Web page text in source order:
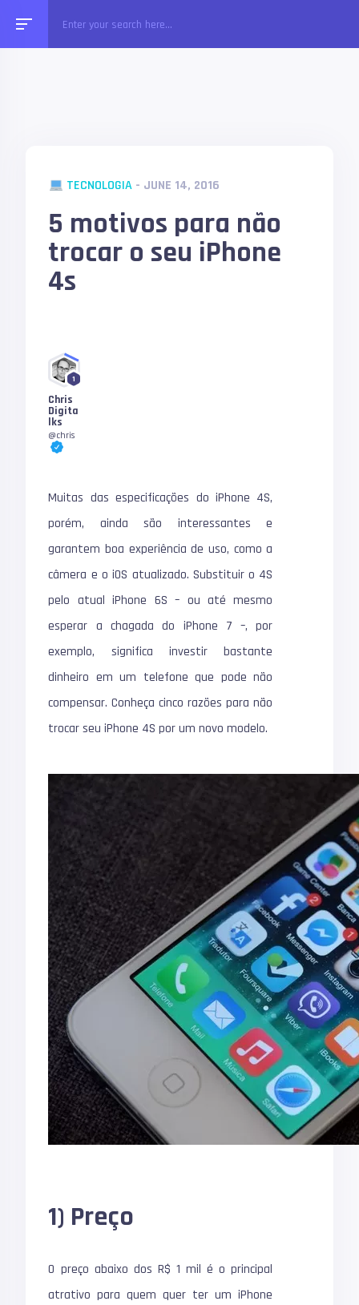
TECNOLOGIA- JUNE 14, 2016
5 motivos para não
trocar o seu iPhone
4s
1
Chris
Digita
lks
@chris
Muitas das especificações do iPhone 4S,
porém, ainda são interessantes e
garantem boa experiência de uso, como a
câmera e o iOS atualizado. Substituir o 4S
pelo atual iPhone 6S – ou até mesmo
esperar a chagada do iPhone 7 –, por
exemplo, significa investir bastante
dinheiro em um telefone que pode não
compensar. Conheça cinco razões para não
trocar seu iPhone 4S por um novo modelo.
1) Preço
O preço abaixo dos R$ 1 mil é o principal
atrativo para quem quer ter um iPhone